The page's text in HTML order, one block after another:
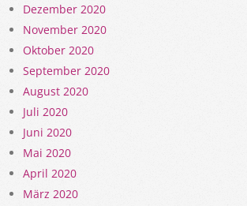
Dezember 2020
November 2020
Oktober 2020
September 2020
August 2020
Juli 2020
Juni 2020
Mai 2020
April 2020
März 2020